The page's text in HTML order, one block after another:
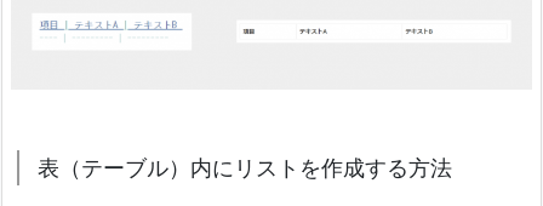
表（テーブル）内にリストを作成する方法